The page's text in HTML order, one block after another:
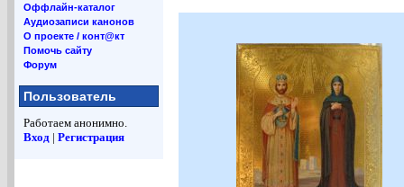
Оффлайн-каталог
Аудиозаписи канонов
О проекте / конт@кт
Помочь сайту
Форум
Пользователь
Работаем анонимно.
Вход | Регистрация